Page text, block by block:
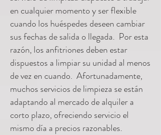
en cualquier momento y ser flexible
cuando los huéspedes deseen cambiar
sus fechas de salida o llegada. Por esta
razón, los anfitriones deben estar
dispuestos a limpiar su unidad al menos
de vez en cuando. Afortunadamente,
muchos servicios de limpieza se están
adaptando al mercado de alquiler a
corto plazo, ofreciendo servicio el
mismo día a precios razonables.